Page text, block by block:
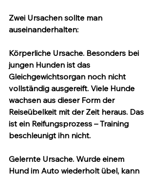
Zwei Ursachen sollte man
auseinanderhalten:
Körperliche Ursache. Besonders bei
jungen Hunden ist das
Gleichgewichtsorgan noch nicht
vollständig ausgereift. Viele Hunde
wachsen aus dieser Form der
Reiseübelkeit mit der Zeit heraus. Das
ist ein Reifungsprozess – Training
beschleunigt ihn nicht.
Gelernte Ursache. Wurde einem
Hund im Auto wiederholt übel, kann